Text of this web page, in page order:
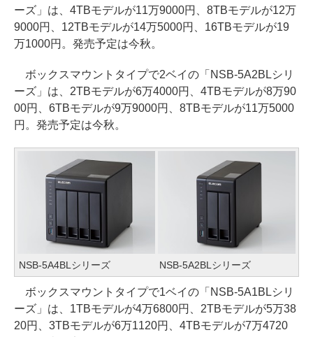
ーズ」は、4TBモデルが11万9000円、8TBモデルが12万
9000円、12TBモデルが14万5000円、16TBモデルが19
万1000円。発売予定は今秋。
ボックスマウントタイプで2ベイの「NSB-5A2BLシリ
ーズ」は、2TBモデルが6万4000円、4TBモデルが8万90
00円、6TBモデルが9万9000円、8TBモデルが11万5000
円。発売予定は今秋。
NSB-5A4BLシリーズ NSB-5A2BLシリーズ
ボックスマウントタイプで1ベイの「NSB-5A1BLシリ
ーズ」は、1TBモデルが4万6800円、2TBモデルが5万38
20円、3TBモデルが6万1120円、4TBモデルが7万4720